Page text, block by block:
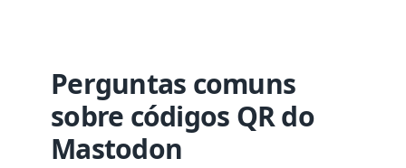
Perguntas comuns
sobre códigos QR do
Mastodon